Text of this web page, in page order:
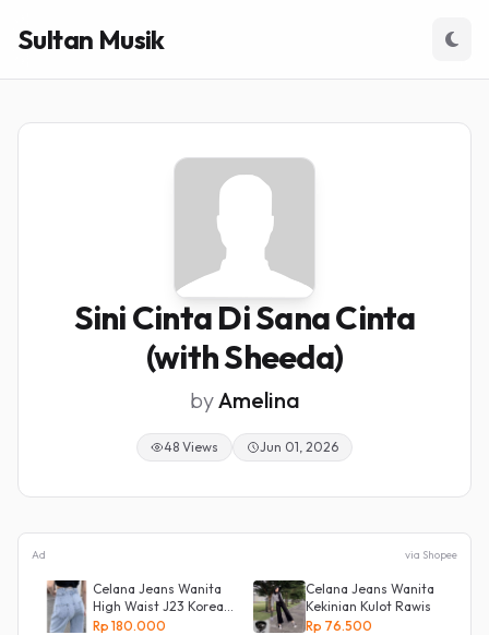
Sultan Musik
Sini Cinta Di Sana Cinta
(with Sheeda)
byAmelina
48 Views Jun 01, 2026
Ad via Shopee
Celana Jeans Wanita
High Waist J23 Korean
Denim
Rp 180.000
Celana Jeans Wanita
Kekinian Kulot Rawis
Rp 76.500